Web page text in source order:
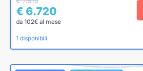
€ 6.720
da 102€ al mese
1 disponibili